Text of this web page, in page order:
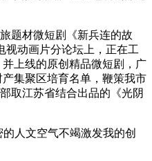
题材微短剧《新兵连的故
视动画片分论坛上，正在工
上线的原创精品微短剧，广
集聚区培育名单，鞭策我市
取江苏省结合出品的《光阴
人文空气不竭激发我的创